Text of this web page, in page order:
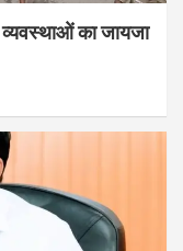
व्यवस्थाओं का जायजा